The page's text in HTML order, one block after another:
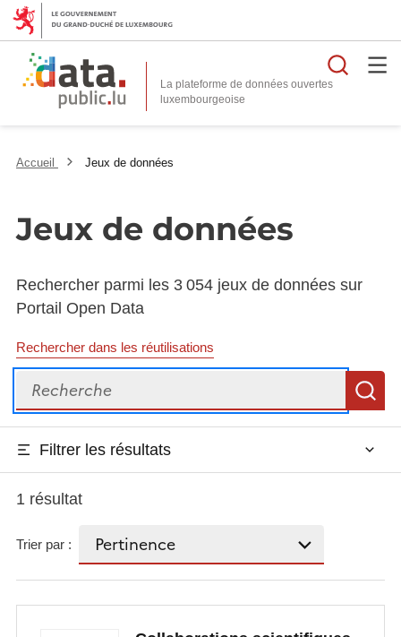
La plateforme de données ouvertes
Accueil Jeux de données
Jeux de données
Rechercher parmi les 3 054 jeux de données sur
Portail Open Data
Rechercher dans les réutilisations
Recherche
Filtrer les résultats
1 résultat
Trier par :